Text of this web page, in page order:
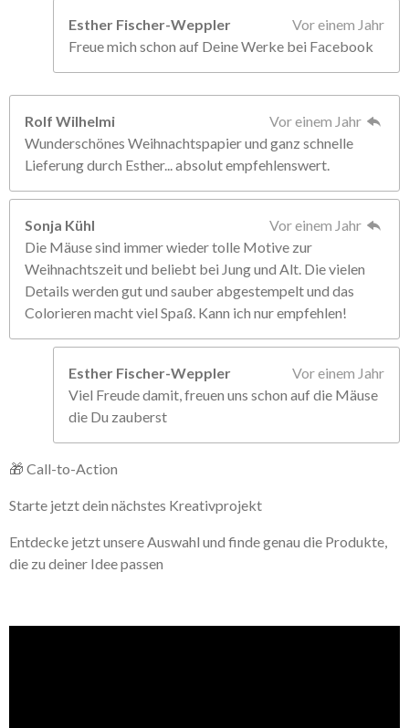
Esther Fischer-Weppler
Vor einem Jahr
Freue mich schon auf Deine Werke bei Facebook
Rolf Wilhelmi
Vor einem Jahr
Wunderschönes Weihnachtspapier und ganz schnelle
Lieferung durch Esther... absolut empfehlenswert.
Sonja Kühl
Vor einem Jahr
Die Mäuse sind immer wieder tolle Motive zur
Weihnachtszeit und beliebt bei Jung und Alt. Die vielen
Details werden gut und sauber abgestempelt und das
Colorieren macht viel Spaß. Kann ich nur empfehlen!
Esther Fischer-Weppler
Vor einem Jahr
Viel Freude damit, freuen uns schon auf die Mäuse
die Du zauberst
🎁 Call-to-Action
Starte jetzt dein nächstes Kreativprojekt
Entdecke jetzt unsere Auswahl und finde genau die Produkte,
die zu deiner Idee passen